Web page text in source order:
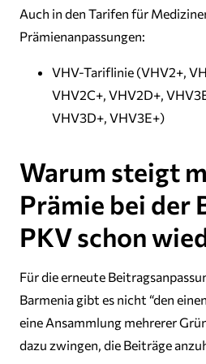
Auch in den Tarifen für
Prämienanpassungen:
VHV-Tariflinie (VHV2+,
VHV2C+, VHV2D+,
VHV3D+, VHV3E+)
Warum steigt
Prämie bei der
PKV schon
Für die erneute
Barmenia gibt es nicht “den
eine Ansammlung mehrerer
dazu zwingen, die Beiträge